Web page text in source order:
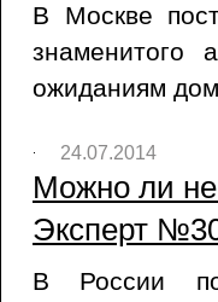
В Москве
знаменитого
ожиданиям
24.07.2014
Можно ли не
Эксперт
В России